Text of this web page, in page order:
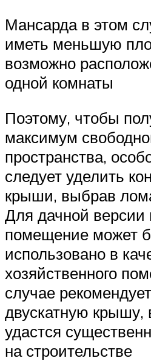
Мансарда в этом
иметь меньшую
возможно
одной комнаты
Поэтому, чтобы
максимум
пространства,
следует уделить
крыши, выбрав
Для дачной версии
помещение может
использовано в
хозяйственного
случае
двускатную крышу,
удастся
на строительстве